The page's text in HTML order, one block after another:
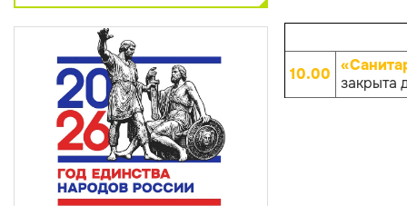
10.00 закрыта